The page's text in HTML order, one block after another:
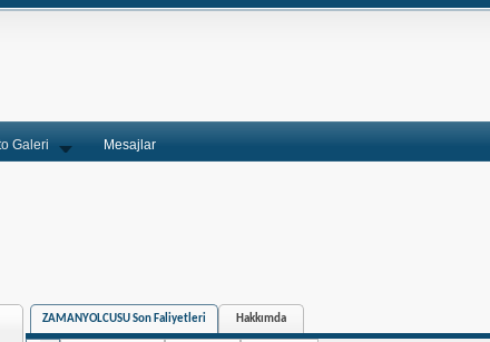
Galeri Mesajlar
ZAMANYOLCUSU Son Faliyetleri Hakkımda